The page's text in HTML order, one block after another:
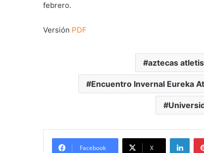
febrero.
Versión PDF
aztecas
Encuentro Invernal Eureka
Facebook X